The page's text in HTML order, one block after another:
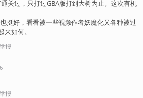
关过，只打过GBA版打到大树为止。这次有机
挺好，看看被一些视频作者妖魔化又各种被过
如何。
举报
举报